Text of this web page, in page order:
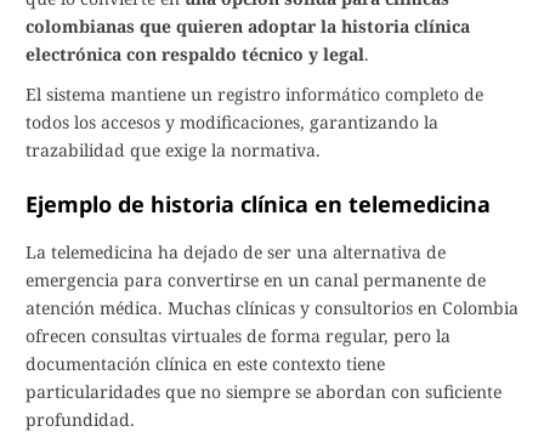
colombianas que quieren adoptar la historia clínica
electrónica con respaldo técnico y legal.
El sistema mantiene un registro informático completo de
todos los accesos y modificaciones, garantizando la
trazabilidad que exige la normativa.
Ejemplo de historia clínica en telemedicina
La telemedicina ha dejado de ser una alternativa de
emergencia para convertirse en un canal permanente de
atención médica. Muchas clínicas y consultorios en Colombia
ofrecen consultas virtuales de forma regular, pero la
documentación clínica en este contexto tiene
particularidades que no siempre se abordan con suficiente
profundidad.